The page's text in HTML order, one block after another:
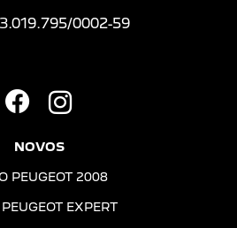
0002-59
NOVOS
PEUGEOT 2008
EXPERT